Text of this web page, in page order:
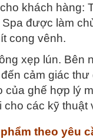
khách hàng:
được làm
cong vênh.
xẹp lún.
cảm giác
ghế hợp lý
các kỹ thuật
theo yêu